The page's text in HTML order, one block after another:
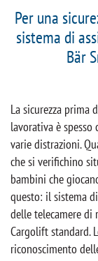
Per una
sistema di
Bär
La sicurezza prima
lavorativa è
varie distrazioni.
che si verifichino
bambini che
questo: il sistema
delle telecamere
Cargolift standard.
riconoscimento